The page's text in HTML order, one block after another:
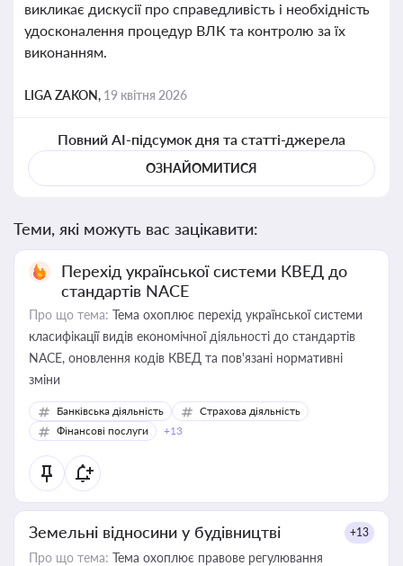
викликає дискусії про справедливість і необхідність
удосконалення процедур ВЛК та контролю за їх
виконанням.
LIGA ZAKON, 19 квітня 2026
Повний AI-підсумок дня та статті-джерела
ОЗНАЙОМИТИСЯ
Теми, які можуть вас зацікавити:
Перехід української системи КВЕД до
стандартів NACE
Про що тема: Тема охоплює перехід української системи
класифікації видів економічної діяльності до стандартів
NACE, оновлення кодів КВЕД та пов'язані нормативні
зміни
Банківська діяльність
Страхова діяльність
Фінансові послуги
+13
Земельні відносини у будівництві +13
Про що тема: Тема охоплює правове регулювання